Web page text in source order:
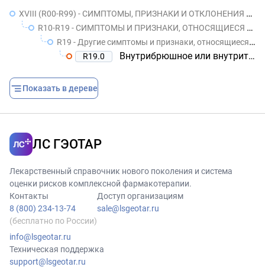
XVIII (R00-R99) - СИМПТОМЫ, ПРИЗНАКИ И ОТКЛОНЕНИЯ ОТ НОРМЫ, ВЫЯВЛЕННЫЕ ПРИ КЛИНИЧЕСКИХ И ЛАБОРАТОРНЫХ ИССЛЕДОВАНИЯХ, НЕ КЛАССИФИЦИРОВАННЫЕ В ДРУГИХ РУБРИКАХ
R10-R19 - СИМПТОМЫ И ПРИЗНАКИ, ОТНОСЯЩИЕСЯ К СИСТЕМЕ ПИЩЕВАРЕНИЯ И БРЮШНОЙ ПОЛОСТИ
R19 - Другие симптомы и признаки, относящиеся к системе пищеварения и брюшной полости
R19.0
Внутрибрюшное или внутритазовое выбухание, уплотнение и припухлость
Показать в дереве
ЛС ГЭОТАР
Лекарственный справочник нового поколения и система
оценки рисков комплексной фармакотерапии.
Контакты
8 (800) 234-13-74
(бесплатно по России)
info@lsgeotar.ru
Доступ организациям
sale@lsgeotar.ru
Техническая поддержка
support@lsgeotar.ru